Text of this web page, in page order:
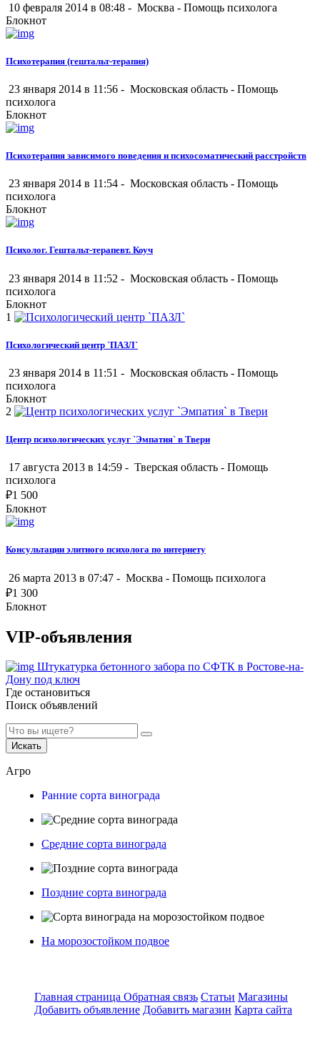
10 февраля 2014 в 08:48 - Москва - Помощь психолога
Блокнот
Психотерапия (гештальт-терапия)
23 января 2014 в 11:56 - Московская область - Помощь
психолога
Блокнот
Психотерапия зависимого поведения и психосоматический расстройств
23 января 2014 в 11:54 - Московская область - Помощь
психолога
Блокнот
Психолог. Гештальт-терапевт. Коуч
23 января 2014 в 11:52 - Московская область - Помощь
психолога
Блокнот
1
Психологический центр `ПАЗЛ`
23 января 2014 в 11:51 - Московская область - Помощь
психолога
Блокнот
2
Центр психологических услуг `Эмпатия` в Твери
17 августа 2013 в 14:59 - Тверская область - Помощь
психолога
₽1 500
Блокнот
Консультации элитного психолога по интернету
26 марта 2013 в 07:47 - Москва - Помощь психолога
₽1 300
Блокнот
VIP-объявления
Штукатурка бетонного забора по СФТК в Ростове-на-
Дону под ключ
Где остановиться
Поиск объявлений
Искать
Агро
Ранние сорта винограда
Средние сорта винограда
Поздние сорта винограда
На морозостойком подвое
Главная страница Обратная связь Статьи Магазины
Добавить объявление Добавить магазин Карта сайта